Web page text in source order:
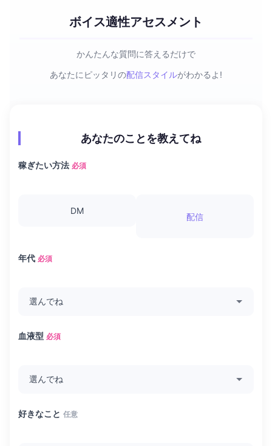
ボイス適性アセスメント
かんたんな質問に答えるだけで
あなたにピッタリの配信スタイルがわかるよ!
あなたのことを教えてね
稼ぎたい方法 必須
DM
配信
年代 必須
血液型 必須
好きなこと 任意